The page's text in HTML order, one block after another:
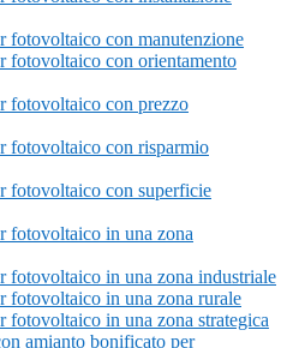
fotovoltaico con manutenzione
fotovoltaico con orientamento
fotovoltaico con prezzo
fotovoltaico con risparmio
fotovoltaico con superficie
fotovoltaico in una zona
fotovoltaico in una zona industriale
fotovoltaico in una zona rurale
fotovoltaico in una zona strategica
amianto bonificato per